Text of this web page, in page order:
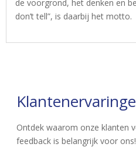
de voorgrond, het denken en
don’t tell”, is daarbij het motto.
Ontdek waarom onze klanten
feedback is belangrijk voor ons!